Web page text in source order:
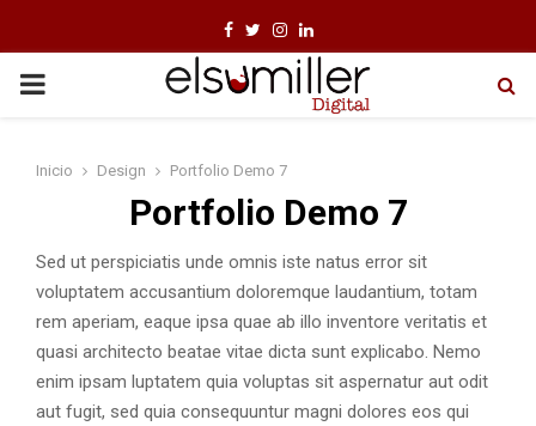
F
b
o
w
t
e
I
n
a
g
m
L
n
d
P
M
A
R
Inicio Design Portfolio Demo 7
Portfolio Demo 7
Sed ut perspiciatis unde omnis iste natus error sit
voluptatem accusantium doloremque laudantium, totam
rem aperiam, eaque ipsa quae ab illo inventore veritatis et
quasi architecto beatae vitae dicta sunt explicabo. Nemo
enim ipsam luptatem quia voluptas sit aspernatur aut odit
aut fugit, sed quia consequuntur magni dolores eos qui